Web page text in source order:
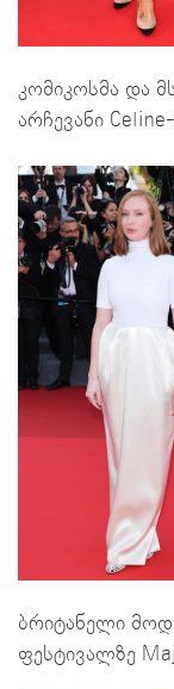
კომიკოსმა და
არჩევანი
ბრიტანელი
ფესტივალზე